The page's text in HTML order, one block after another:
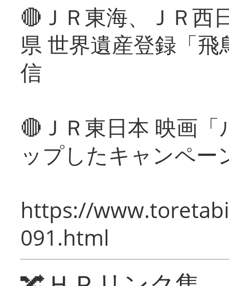
🔴ＪＲ東海、ＪＲ西
県 世界遺産登録「
信
🔴ＪＲ東日本 映画
ップしたキャンペー
https://
091.html